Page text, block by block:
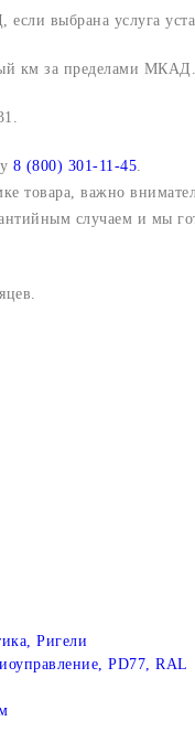
выбрана услуга
км за пределами МКАД.
8 (800) 301-11-45
товара, важно
случаем и мы
Ригели
PD77, RAL